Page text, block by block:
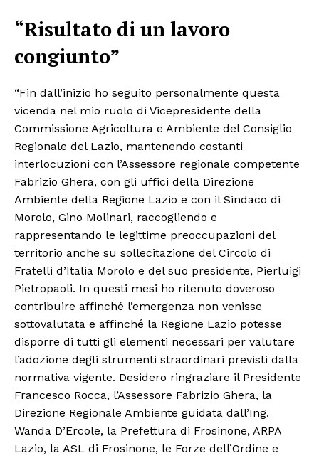
“Risultato di un lavoro
congiunto”
“Fin dall’inizio ho seguito personalmente questa
vicenda nel mio ruolo di Vicepresidente della
Commissione Agricoltura e Ambiente del Consiglio
Regionale del Lazio, mantenendo costanti
interlocuzioni con l’Assessore regionale competente
Fabrizio Ghera, con gli uffici della Direzione
Ambiente della Regione Lazio e con il Sindaco di
Morolo, Gino Molinari, raccogliendo e
rappresentando le legittime preoccupazioni del
territorio anche su sollecitazione del Circolo di
Fratelli d’Italia Morolo e del suo presidente, Pierluigi
Pietropaoli. In questi mesi ho ritenuto doveroso
contribuire affinché l’emergenza non venisse
sottovalutata e affinché la Regione Lazio potesse
disporre di tutti gli elementi necessari per valutare
l’adozione degli strumenti straordinari previsti dalla
normativa vigente. Desidero ringraziare il Presidente
Francesco Rocca, l’Assessore Fabrizio Ghera, la
Direzione Regionale Ambiente guidata dall’Ing.
Wanda D’Ercole, la Prefettura di Frosinone, ARPA
Lazio, la ASL di Frosinone, le Forze dell’Ordine e